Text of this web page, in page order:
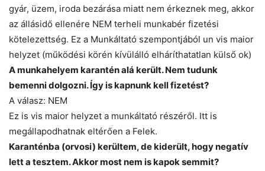
gyár, üzem, iroda bezárása miatt nem érkeznek meg, akkor
az állásidő ellenére NEM terheli munkabér fizetési
kötelezettség. Ez a Munkáltató szempontjából un vis maior
helyzet (működési körén kívülálló elháríthatatlan külső ok)
A munkahelyem karantén alá került. Nem tudunk
bemenni dolgozni. Így is kapnunk kell fizetést?
A válasz: NEM
Ez is vis maior helyzet a munkáltató részéről. Itt is
megállapodhatnak eltérően a Felek.
Karanténba (orvosi) kerültem, de kiderült, hogy negatív
lett a tesztem. Akkor most nem is kapok semmit?